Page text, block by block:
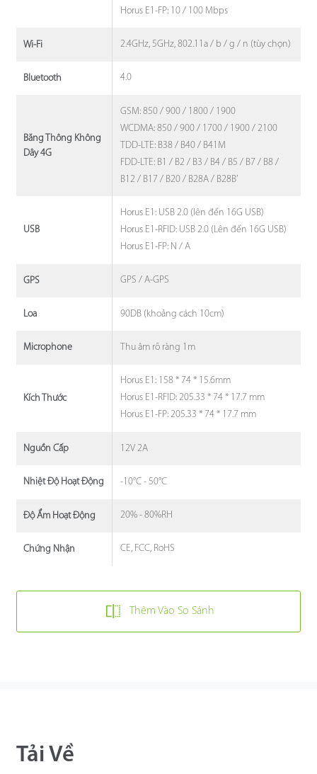
Horus E1-FP: 10 / 100 Mbps
Wi-Fi 2.4GHz, 5GHz, 802.11a / b / g / n (tùy chọn)
Bluetooth 4.0
Băng Thông Không
Dây 4G
GSM: 850 / 900 / 1800 / 1900
WCDMA: 850 / 900 / 1700 / 1900 / 2100
TDD-LTE: B38 / B40 / B41M
FDD-LTE: B1 / B2 / B3 / B4 / B5 / B7 / B8 /
B12 / B17 / B20 / B28A / B28B’
USB
Horus E1: USB 2.0 (lên đến 16G USB)
Horus E1-RFID: USB 2.0 (Lên đến 16G USB)
Horus E1-FP: N / A
GPS GPS / A-GPS
Loa 90DB (khoảng cách 10cm)
Microphone Thu âm rõ ràng 1m
Kích Thước
Horus E1: 158 * 74 * 15.6mm
Horus E1-RFID: 205.33 * 74 * 17.7 mm
Horus E1-FP: 205.33 * 74 * 17.7 mm
Nguồn Cấp 12V 2A
Nhiệt Độ Hoạt Động -10°C - 50°C
Độ Ẩm Hoạt Động 20% - 80%RH
Chứng Nhận CE, FCC, RoHS
Thêm Vào So Sánh
Tải Về